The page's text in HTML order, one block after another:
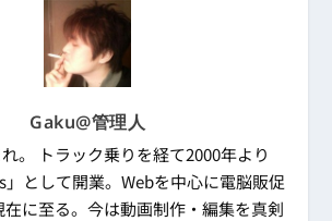
Gaku@管理人
。 トラック乗りを経て2000年より
」として開業。Webを中心に電脳販促
に至る。今は動画制作・編集を真剣